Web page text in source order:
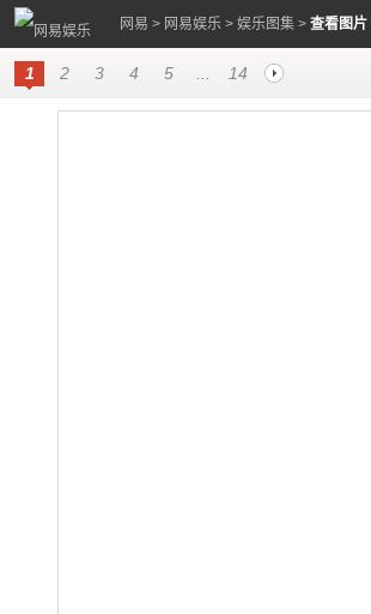
网易 > 网易娱乐 > 娱乐图集 > 查看图片
1 2 3 4 5 14